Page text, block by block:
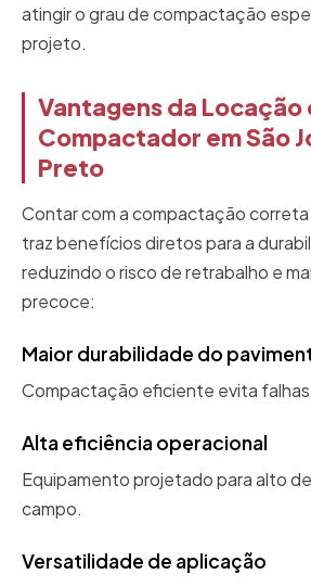
atingir o grau de compactação
projeto.
Vantagens da Locação
Compactador em São
Preto
Contar com a compactação
traz benefícios diretos para a
reduzindo o risco de retrabalho e
precoce:
Maior durabilidade do
Compactação eficiente evita
Alta eficiência operacional
Equipamento projetado para alto
campo.
Versatilidade de aplicação